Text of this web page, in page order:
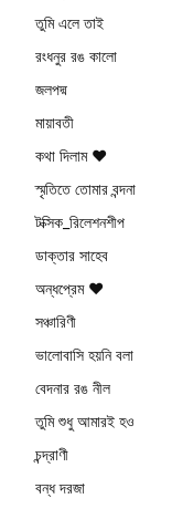
তুমি এলে তাই
রংধনুর রঙ কালো
জলপদ্ম
মায়াবতী
কথা দিলাম ❤️
স্মৃতিতে তোমার বন্দনা
টক্সিক_রিলেশনশীপ
ডাক্তার সাহেব
অন্ধপ্রেম ❤️
সঞ্চারিণী
ভালোবাসি হয়নি বলা
বেদনার রঙ নীল
তুমি শুধু আমারই হও
চন্দ্রাণী
বন্ধ দরজা